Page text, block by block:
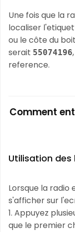
Une fois que la
localiser
ou le côte du
serait 55074196
reference.
Comment
Utilisation des
Lorsque la radio
s'afficher sur
1. Appuyez
que le premier